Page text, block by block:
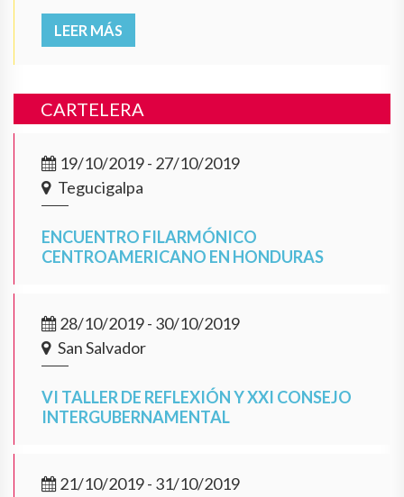
LEER MÁS
CARTELERA
19/10/2019 - 27/10/2019
Tegucigalpa
ENCUENTRO FILARMÓNICO
CENTROAMERICANO EN HONDURAS
28/10/2019 - 30/10/2019
San Salvador
VI TALLER DE REFLEXIÓN Y XXI CONSEJO
INTERGUBERNAMENTAL
21/10/2019 - 31/10/2019